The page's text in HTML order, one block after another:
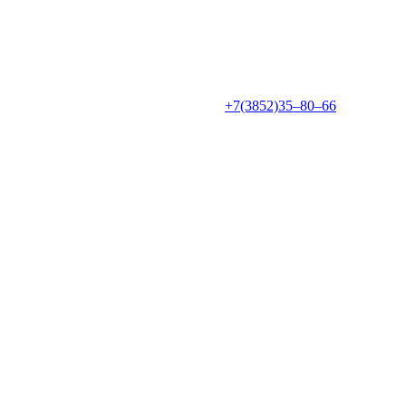
+7(3852)35‒80‒66